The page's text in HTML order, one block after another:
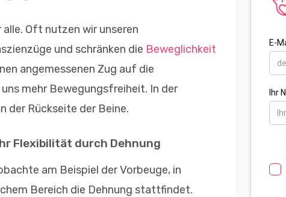
Oft nutzen wir unseren
und schränken die Beweglichkeit
angemessenen Zug auf die
mehr Bewegungsfreiheit. In der
der Rückseite der Beine.
Flexibilität durch Dehnung
am Beispiel der Vorbeuge, in
Bereich die Dehnung stattfindet.